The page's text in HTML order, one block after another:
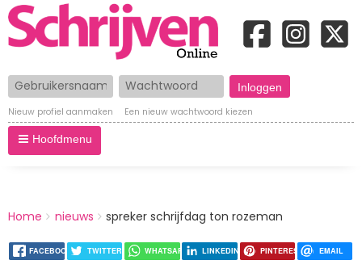
Gebruikersnaam Wachtwoord
Nieuw profiel aanmaken Een nieuw wachtwoord kiezen
Hoofdmenu
BREADCRUMBS
You
here:
Home nieuws spreker schrijfdag ton rozeman
FACEBOOK TWITTER WHATSAPP LINKEDIN PINTEREST EMAIL